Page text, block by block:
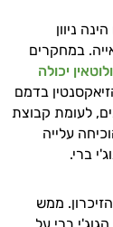
ניוון
במחקרים
יכולה
בדמם
שנטלו מיצוי של גוג'י ברי במהלך 28 ימים, לעומת קבוצת
עלייה
ברי.
ממש